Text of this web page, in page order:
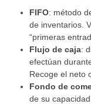
FIFO: método
de inventarios.
“primeras
Flujo de caja:
efectúan
Recoge el neto
Fondo de
de su